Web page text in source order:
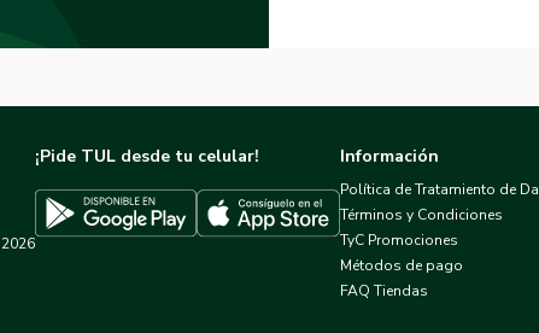
2026
¡Pide TUL desde tu celular!
Descargar TUL en Google PlayDescargar TUL en App Store
Información
Política de Tratamiento de
Términos y Condiciones
TyC Promociones
Métodos de pago
FAQ Tiendas